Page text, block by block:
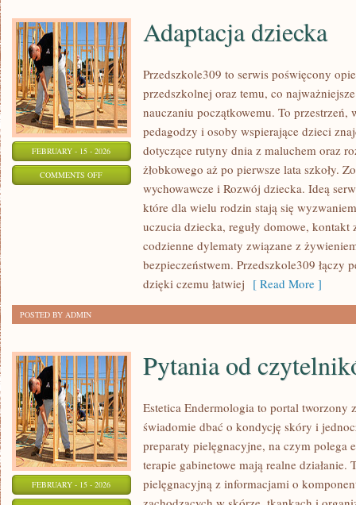
FEBRUARY - 15 - 2026
COMMENTS OFFON
ADAPTACJA
Adaptacja dziecka
Przedszkole309 to serwis poświęcony
przedszkolnej oraz temu, co
nauczaniu początkowemu. To
pedagodzy i osoby wspierające dzieci
dotyczące rutyny dnia z maluchem oraz
żłobkowego aż po pierwsze lata szkoły.
wychowawcze i Rozwój dziecka. Ideą
które dla wielu rodzin stają się
uczucia dziecka, reguły domowe, kontakt
codzienne dylematy związane z
bezpieczeństwem. Przedszkole309 łączy
dzięki czemu łatwiej [ Read More ]
POSTED BY ADMIN
FEBRUARY - 15 - 2026
Pytania od
Estetica Endermologia to portal tworzony
świadomie dbać o kondycję skóry i
preparaty pielęgnacyjne, na czym polega
terapie gabinetowe mają realne działanie.
pielęgnacyjną z informacjami o